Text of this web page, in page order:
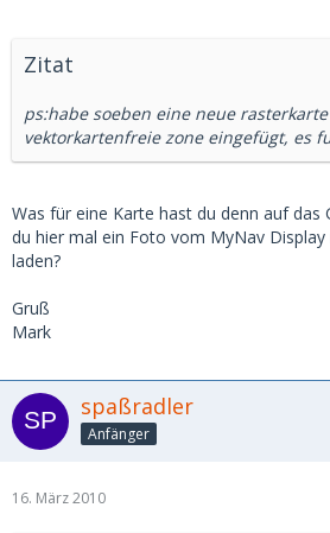
Zitat
ps:habe soeben eine neue
vektorkartenfreie zone eingefügt, es
Was für eine Karte hast du denn auf das
du hier mal ein Foto vom MyNav
laden?
Gruß
Mark
spaßradler
Anfänger
16. März 2010